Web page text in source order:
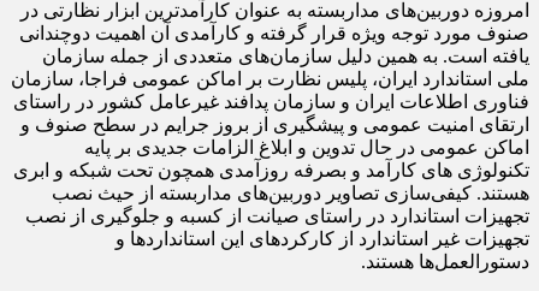
امروزه دوربین‌های مداربسته به عنوان کارآمدترین ابزار نظارتی در
صنوف مورد توجه ویژه قرار گرفته و کارآمدی آن اهمیت دوچندانی
یافته است. به همین دلیل سازمان‌های متعددی از جمله سازمان
ملی استاندارد ایران، پلیس نظارت بر اماکن عمومی فراجا، سازمان
فناوری اطلاعات ایران و سازمان پدافند غیرعامل کشور در راستای
ارتقای امنیت عمومی و پیشگیری از بروز جرایم در سطح صنوف و
اماکن عمومی در حال تدوین و ابلاغ الزامات جدیدی بر پایه
تکنولوژی های کارآمد و بصرفه روزآمدی همچون تحت شبکه و ابری
هستند. کیفی‌سازی تصاویر دوربین‌های مداربسته از حیث نصب
تجهیزات استاندارد در راستای صیانت از کسبه و جلوگیری از نصب
تجهیزات غیر استاندارد از کارکردهای این استانداردها و
دستورالعمل‌ها هستند.